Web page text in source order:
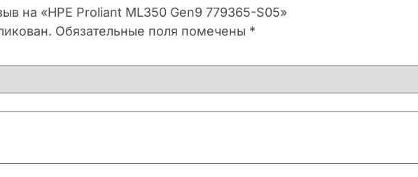
на «HPE Proliant ML350 Gen9 779365-S05»
Обязательные поля помечены *